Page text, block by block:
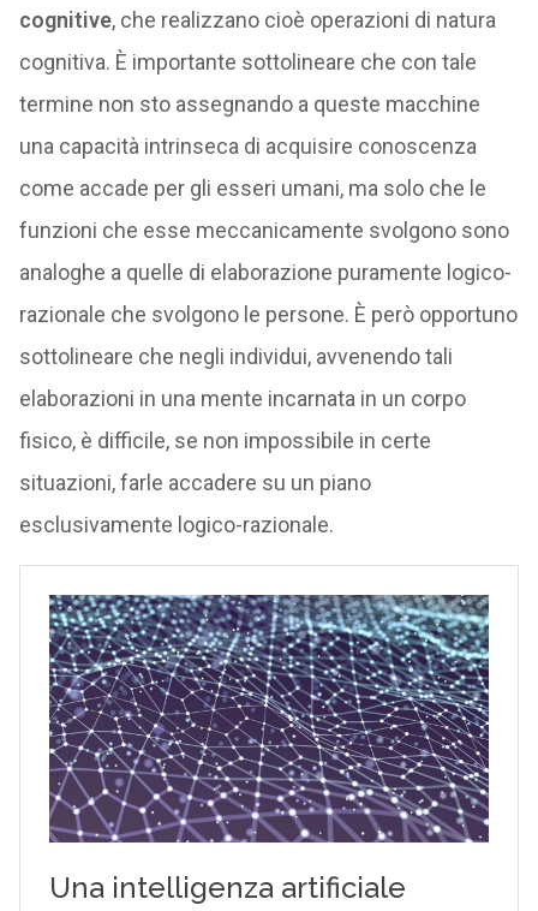
cognitive, che realizzano cioè operazioni di natura
cognitiva. È importante sottolineare che con tale
termine non sto assegnando a queste macchine
una capacità intrinseca di acquisire conoscenza
come accade per gli esseri umani, ma solo che le
funzioni che esse meccanicamente svolgono sono
analoghe a quelle di elaborazione puramente logico-
razionale che svolgono le persone. È però opportuno
sottolineare che negli individui, avvenendo tali
elaborazioni in una mente incarnata in un corpo
fisico, è difficile, se non impossibile in certe
situazioni, farle accadere su un piano
esclusivamente logico-razionale.